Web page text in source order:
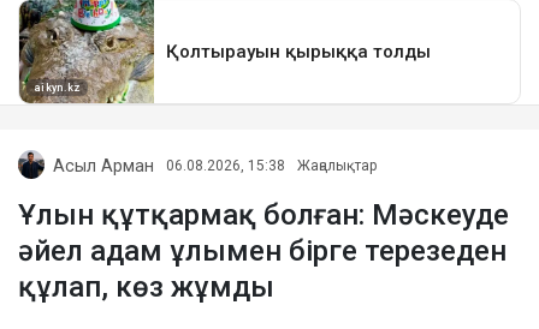
Асыл Арман 06.08.2026, 15:38 Жаңалықтар
Ұлын құтқармақ болған: Мәскеуде
әйел адам ұлымен бірге терезеден
құлап, көз жұмды